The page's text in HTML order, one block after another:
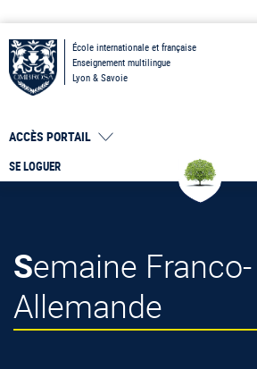
École internationale et française
Enseignement multilingue
Lyon & Savoie
SE LOGUER
ACCÈS PORTAIL
Semaine Franco-
Allemande